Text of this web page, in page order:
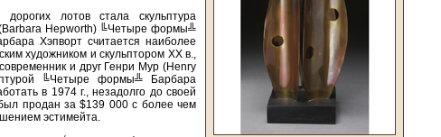
лотов стала скульптура
Hepworth) ╚Четыре формы╩
Хэпворт считается наиболее
художником и скульптором XX в.,
и друг Генри Мур (Henry
╚Четыре формы╩ Барбара
в 1974 г., незадолго до своей
продан за $139 000 с более чем
эстимейта.